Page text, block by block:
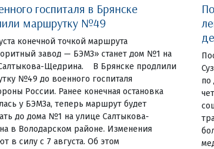
госпиталя в Брянске
маршрутку №49
конечной точкой маршрута
завод — БЭМЗ» станет дом №1 на
Щедрина. В Брянске продлили
№49 до военного госпиталя
России. Ранее конечная остановка
у БЭМЗа, теперь маршрут будет
до дома №1 на улице Салтыкова-
в Володарском районе. Изменения
в силу с 7 августа. Об этом
по